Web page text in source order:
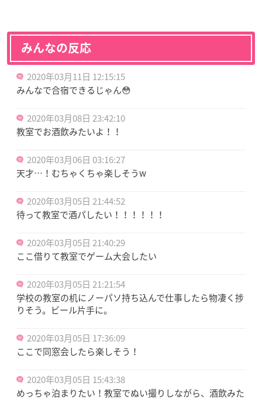
みんなの反応
2020年03月11日 12:15:15
みんなで合宿できるじゃん😳
2020年03月08日 23:42:10
教室でお酒飲みたいよ！！
2020年03月06日 03:16:27
天才…！むちゃくちゃ楽しそうw
2020年03月05日 21:44:52
待って教室で酒パしたい！！！！！！
2020年03月05日 21:40:29
ここ借りて教室でゲーム大会したい
2020年03月05日 21:21:54
学校の教室の机にノーパソ持ち込んで仕事したら物凄く捗
りそう。ビール片手に。
2020年03月05日 17:36:09
ここで同窓会したら楽しそう！
2020年03月05日 15:43:38
めっちゃ泊まりたい！教室でぬい撮りしながら、酒飲みた